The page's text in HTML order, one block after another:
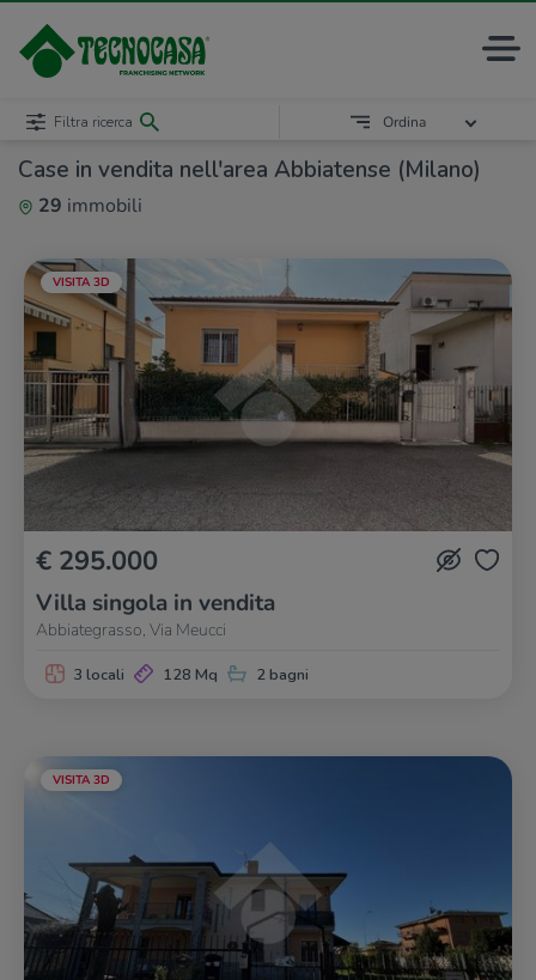
Case in vendita nell'area Abbiatense (Milano)
29 immobili
Filtra ricerca Ordina
VISITA 3D
€ 295.000
Villa singola in vendita
Abbiategrasso, Via Meucci
3 locali 128 Mq 2 bagni
VISITA 3D